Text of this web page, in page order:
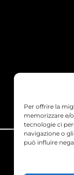
Per offrire la
memorizzare e/
tecnologie ci
navigazione o
può influire